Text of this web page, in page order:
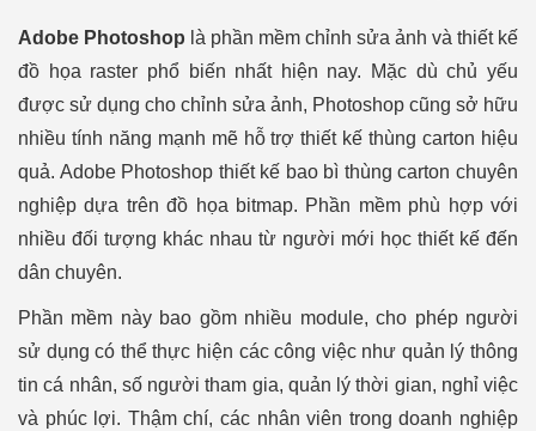
Adobe Photoshop là phần mềm chỉnh sửa ảnh và thiết kế
đồ họa raster phổ biến nhất hiện nay. Mặc dù chủ yếu
được sử dụng cho chỉnh sửa ảnh, Photoshop cũng sở hữu
nhiều tính năng mạnh mẽ hỗ trợ thiết kế thùng carton hiệu
quả. Adobe Photoshop thiết kế bao bì thùng carton chuyên
nghiệp dựa trên đồ họa bitmap. Phần mềm phù hợp với
nhiều đối tượng khác nhau từ người mới học thiết kế đến
dân chuyên.
Phần mềm này bao gồm nhiều module, cho phép người
sử dụng có thể thực hiện các công việc như quản lý thông
tin cá nhân, số người tham gia, quản lý thời gian, nghỉ việc
và phúc lợi. Thậm chí, các nhân viên trong doanh nghiệp